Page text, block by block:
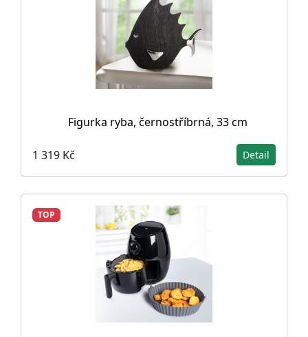
Figurka ryba, černostříbrná, 33 cm
1 319 Kč Detail
TOP